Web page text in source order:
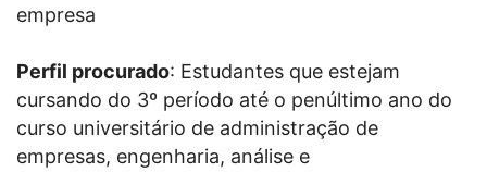
empresa
Perfil procurado: Estudantes que estejam
cursando do 3º período até o penúltimo ano do
curso universitário de administração de
empresas, engenharia, análise e